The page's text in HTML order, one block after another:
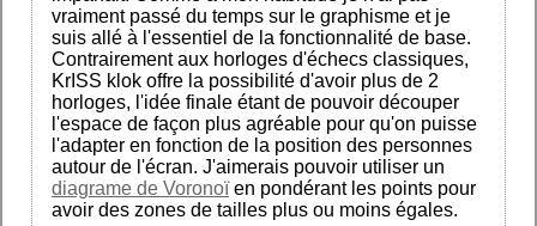
vraiment passé du temps sur le graphisme et je
suis allé à l'essentiel de la fonctionnalité de base.
Contrairement aux horloges d'échecs classiques,
KrISS klok offre la possibilité d'avoir plus de 2
horloges, l'idée finale étant de pouvoir découper
l'espace de façon plus agréable pour qu'on puisse
l'adapter en fonction de la position des personnes
autour de l'écran. J'aimerais pouvoir utiliser un
diagrame de Voronoïen pondérant les points pour
avoir des zones de tailles plus ou moins égales.